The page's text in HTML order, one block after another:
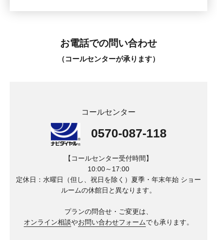
お電話での問い合わせ
（コールセンターが承ります）
コールセンター
0570-087-118
【コールセンター受付時間】
10:00～17:00
定休日：水曜日（但し、祝日を除く）夏季・年末年始 ショー
ルームの休館日と異なります。
プランの問合せ・ご変更は、
オンライン相談やお問い合わせフォームでも承ります。